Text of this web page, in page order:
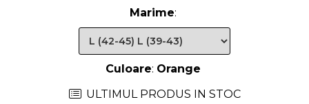
Marime:
Culoare: Orange
ULTIMUL PRODUS IN STOC